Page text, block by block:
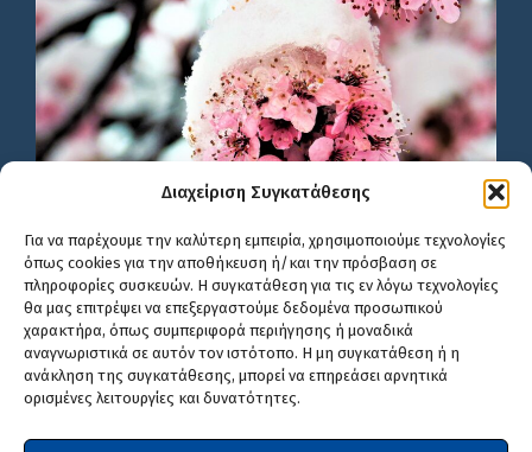
Διαχείριση Συγκατάθεσης
Για να παρέχουμε την καλύτερη εμπειρία, χρησιμοποιούμε τεχνολογίες
όπως cookies για την αποθήκευση ή/και την πρόσβαση σε
πληροφορίες συσκευών. Η συγκατάθεση για τις εν λόγω τεχνολογίες
θα μας επιτρέψει να επεξεργαστούμε δεδομένα προσωπικού
χαρακτήρα, όπως συμπεριφορά περιήγησης ή μοναδικά
αναγνωριστικά σε αυτόν τον ιστότοπο. Η μη συγκατάθεση ή η
ανάκληση της συγκατάθεσης, μπορεί να επηρεάσει αρνητικά
ορισμένες λειτουργίες και δυνατότητες.